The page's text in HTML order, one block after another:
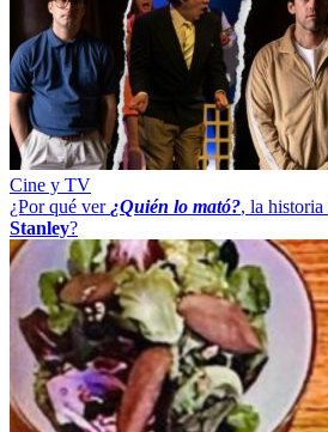
Cine y TV
¿Por qué ver ¿Quién lo mató?, la historia
Stanley?